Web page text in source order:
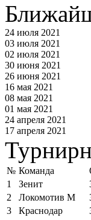
24 июля 2021
03 июля 2021
02 июля 2021
30 июня 2021
26 июня 2021
16 мая 2021
08 мая 2021
01 мая 2021
24 апреля 2021
17 апреля 2021
№ Команда
1
Зенит
2
Локомотив М
3
Краснодар